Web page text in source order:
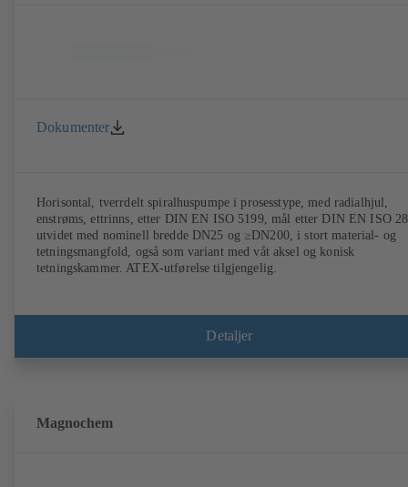
Dokumenter
Horisontal, tverrdelt spiralhuspumpe i prosesstype, med radialhjul,
enstrøms, ettrinns, etter DIN EN ISO 5199, mål etter DIN EN ISO
utvidet med nominell bredde DN25 og ≥DN200, i stort material- og
tetningsmangfold, også som variant med våt aksel og konisk
tetningskammer. ATEX-utførelse tilgjengelig.
Detaljer
Magnochem